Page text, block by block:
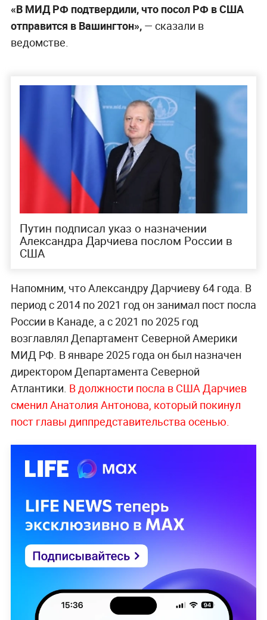
«В МИД РФ подтвердили, что посол РФ в США
отправится в Вашингтон»,— сказали в
ведомстве.
Путин подписал указ о назначении
Александра Дарчиева послом России в
США
Напомним, что Александру Дарчиеву 64 года. В
период с 2014 по 2021 год он занимал пост посла
России в Канаде, а с 2021 по 2025 год
возглавлял Департамент Северной Америки
МИД РФ. В январе 2025 года он был назначен
директором Департамента Северной
Атлантики. В должности посла в США Дарчиев
сменил Анатолия Антонова, который покинул
пост главы диппредставительства осенью.